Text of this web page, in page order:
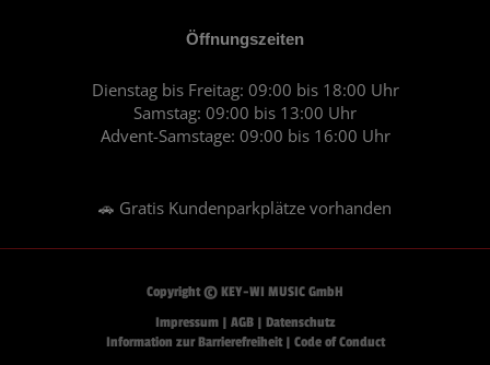
Öffnungszeiten
Dienstag bis Freitag: 09:00 bis 18:00 Uhr
Samstag: 09:00 bis 13:00 Uhr
Advent-Samstage: 09:00 bis 16:00 Uhr
🚗 Gratis Kundenparkplätze vorhanden
Copyright © KEY-WI MUSIC GmbH
Impressum| AGB| Datenschutz
Information zur Barrierefreiheit| Code of Conduct